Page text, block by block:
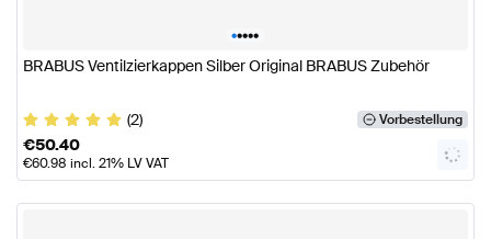
•••••
BRABUS Ventilzierkappen Silber Original BRABUS Zubehör
(2) Vorbestellung
€50.40
€60.98 incl. 21% LV VAT